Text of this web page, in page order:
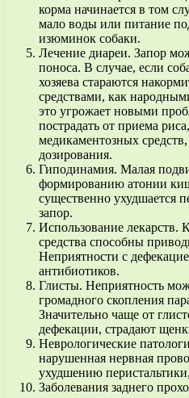
корма начинается в том
мало воды или питание
изюминок собаки.
Лечение диареи. Запор
поноса. В случае, если
хозяева стараются
средствами, как
это угрожает новыми
пострадать от приема
медикаментозных средств,
дозирования.
Гиподинамия. Малая
формированию атонии
существенно ухудшается
запор.
Использование лекарств.
средства способны
Неприятности с
антибиотиков.
Глисты. Неприятность
громадного скопления
Значительно чаще от
дефекации, страдают
Неврологические
нарушенная нервная
ухудшению
Заболевания заднего